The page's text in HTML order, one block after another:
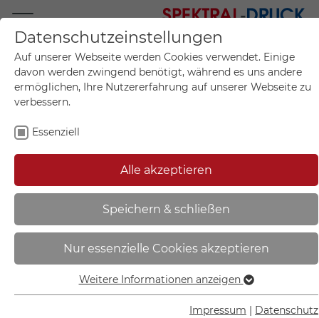
Mo.-Fr. 09:00-17:00
+49 (0)711 55 75 25
Mein Konto
Mein Warenkorb
Sie sind hier: Start
Gebots-Kombischild | In diesem
Bereich Gehörschutz tragen! -
43.A7075
Datenschutzeinstellungen
Auf unserer Webseite werden Cookies verwendet. Einige
davon werden zwingend benötigt, während es uns andere
ermöglichen, Ihre Nutzererfahrung auf unserer Webseite zu
verbessern.
Essenziell
Alle akzeptieren
Speichern & schließen
Nur essenzielle Cookies akzeptieren
Essenziell
Essenzielle Cookies werden für grundlegende Funktionen
Weitere Informationen anzeigen
Impressum Datenschutz